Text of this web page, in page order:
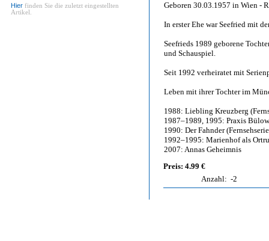
Hier finden Sie die zuletzt eingestellten
Artikel.
Geboren 30.03.1957 in Wien -
In erster Ehe war Seefried mit
Seefrieds 1989 geborene
und Schauspiel.
Seit 1992 verheiratet mit
Leben mit ihrer Tochter im
1988: Liebling Kreuzberg
1987–1989, 1995: Praxis
1990: Der Fahnder
1992–1995: Marienhof als
2007: Annas Geheimnis
Preis: 4.99 €
Anzahl: -2